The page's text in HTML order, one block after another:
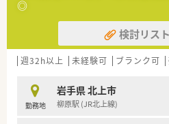
◎
検討リス
週32h以上 未経験可 ブランク可
勤務地
岩手県 北上市
柳原駅 (JR北上線)